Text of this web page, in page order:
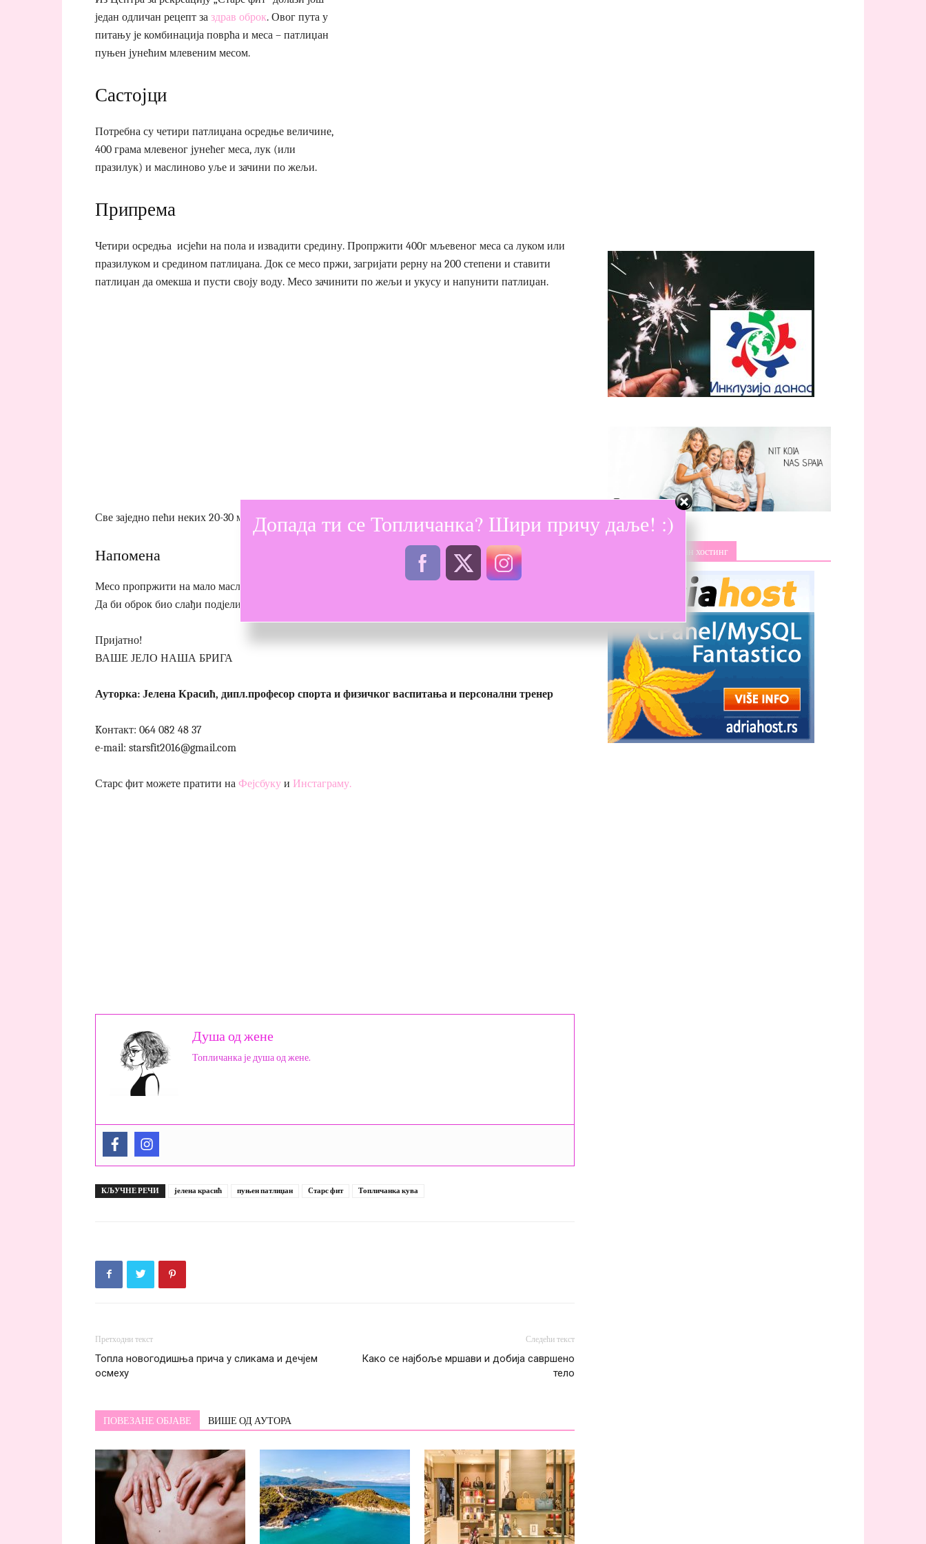
један одличан рецепт за здрав оброк. Овог пута у
питању је комбинација поврћа и меса – патлиџан
пуњен јунећим млевеним месом.
Састојци
Потребна су четири патлиџана осредње величине,
400 грама млевеног јунећег меса, лук (или
празилук) и маслиново уље и зачини по жељи.
Припрема
Четири осредња исјећи на пола и извадити средину. Пропржити 400г мљевеног меса са луком или
празилуком и средином патлиџана. Док се месо пржи, загријати рерну на 200 степени и ставити
патлиџан да омекша и пусти своју воду. Месо зачинити по жељи и укусу и напунити патлиџан.
Све заједно пећи неких 20-30 минута на 180 степени.
Напомена
Месо пропржити на мало маслиновог уља, а патлиџане пећи на пек папиру.
Да би оброк био слађи подјелите га са вама драгим особама.
Пријатно!
ВАШЕ ЈЕЛО НАША БРИГА
Ауторка: Јелена Красић, дипл.професор спорта и физичког васпитања и персонални тренер
Koнтакт: 064 082 48 37
e-mail: starsfit2016@gmail.com
Старс фит можете пратити на Фејсбуку и Инстаграму.
Душа од жене
Топличанка је душа од жене.
КЉУЧНЕ РЕЧИ јелена красић пуњен патлиџан Старс фит Топличанка кува
Претходни текст
Топла новогодишња прича у сликама и дечјем
осмеху
Следећи текст
Како се најбоље мршави и добија савршено
тело
ПОВЕЗАНЕ ОБЈАВЕ ВИШЕ ОД АУТОРА
Изаберите поуздан хостинг
Допада ти се Топличанка? Шири причу даље! :)